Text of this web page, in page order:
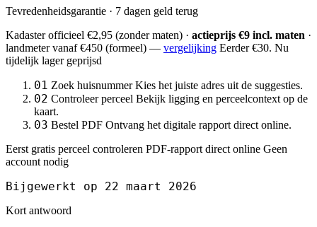
Tevredenheidsgarantie · 7 dagen geld terug
Kadaster officieel €2,95 (zonder maten) · actieprijs €9 incl. maten ·
landmetervanaf €450 (formeel) — vergelijking Eerder €30. Nu
tijdelijk lager geprijsd
01 Zoek huisnummer Kies het juiste adres uit de suggesties.
02 Controleer perceel Bekijk ligging en perceelcontext op de
kaart.
03 Bestel PDF Ontvang het digitale rapport direct online.
Eerst gratis perceel controleren PDF-rapport direct online Geen
account nodig
Bijgewerkt op 22 maart 2026
Kort antwoord